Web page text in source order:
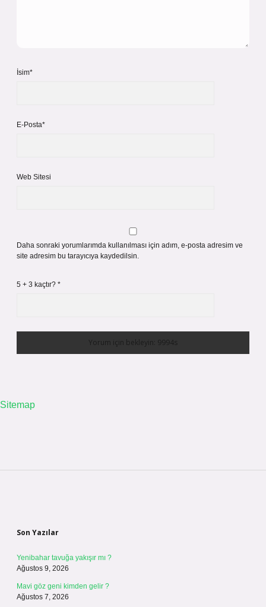
İsim*
E-Posta*
Web Sitesi
Daha sonraki yorumlarımda kullanılması için adım, e-posta adresim ve
site adresim bu tarayıcıya kaydedilsin.
5 + 3 kaçtır? *
Sitemap
Son Yazılar
Yenibahar tavuğa yakışır mı ?
Ağustos 9, 2026
Mavi göz geni kimden gelir ?
Ağustos 7, 2026